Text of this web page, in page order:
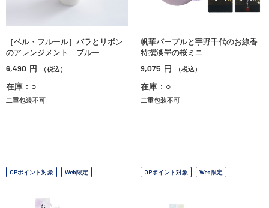
［ベル・フルール］バラとリボン
のアレンジメント ブルー
6,490 円 （税込）
在庫：○
二重包装不可
帆華パープルと宇野千代のお線香
特撰淡墨の桜ミニ
9,075 円 （税込）
在庫：○
二重包装不可
OPポイント対象 Web限定 OPポイント対象 Web限定